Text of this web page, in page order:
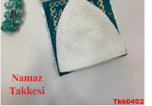
%20 İndirim